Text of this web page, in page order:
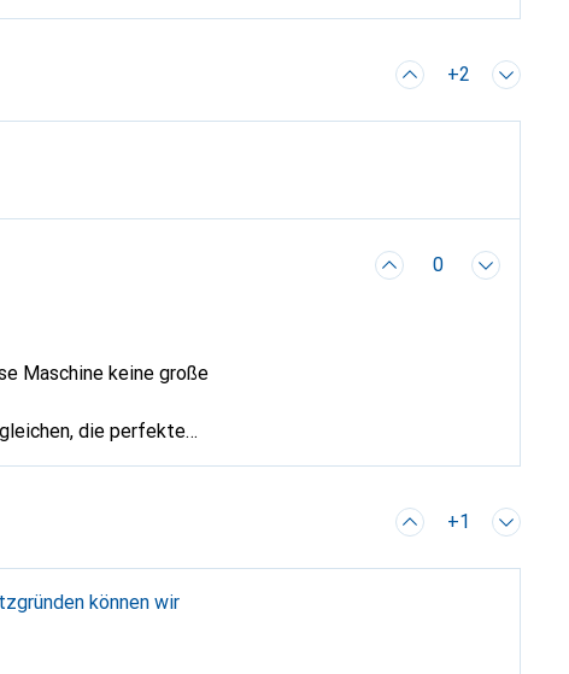
+2
0
Maschine keine große
die perfekte
+1
können wir